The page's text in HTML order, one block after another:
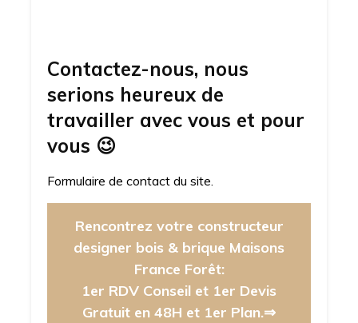
Contactez-nous, nous
serions heureux de
travailler avec vous et pour
vous 😉
Formulaire de contact du site.
Rencontrez votre constructeur
designer bois & brique Maisons
France Forêt:
1er RDV Conseil et 1er Devis
Gratuit en 48H et 1er Plan.⇒